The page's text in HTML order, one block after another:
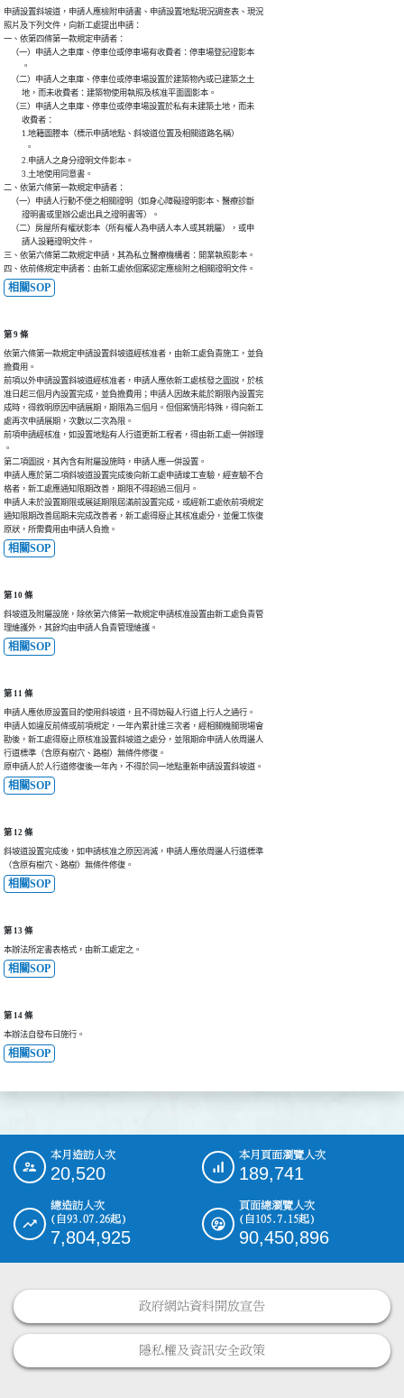
申請設置斜坡道，申請人應檢附申請書、申請設置地點現況調查表、現況
照片及下列文件，向新工處提出申請：
一、依第四條第一款規定申請者：
    （一）申請人之車庫、停車位或停車場有收費者：停車場登記證影本
          。
    （二）申請人之車庫、停車位或停車場設置於建築物內或已建築之土
          地，而未收費者：建築物使用執照及核准平面圖影本。
    （三）申請人之車庫、停車位或停車場設置於私有未建築土地，而未
          收費者：
          1.地籍圖謄本（標示申請地點、斜坡道位置及相關道路名稱）
            。
          2.申請人之身分證明文件影本。
          3.土地使用同意書。
二、依第六條第一款規定申請者：
    （一）申請人行動不便之相關證明（如身心障礙證明影本、醫療診斷
          證明書或里辦公處出具之證明書等）。
    （二）房屋所有權狀影本（所有權人為申請人本人或其親屬），或申
          請人設籍證明文件。
三、依第六條第二款規定申請，其為私立醫療機構者：開業執照影本。
四、依前條規定申請者：由新工處依個案認定應檢附之相關證明文件。
相關SOP
第 9 條
依第六條第一款規定申請設置斜坡道經核准者，由新工處負責施工，並負
擔費用。
前項以外申請設置斜坡道經核准者，申請人應依新工處核發之圖說，於核
准日起三個月內設置完成，並負擔費用；申請人因故未能於期限內設置完
成時，得敘明原因申請展期，期限為三個月。但個案情形特殊，得向新工
處再次申請展期，次數以二次為限。
前項申請經核准，如設置地點有人行道更新工程者，得由新工處一併辦理
。
第二項圖說，其內含有附屬設施時，申請人應一併設置。
申請人應於第二項斜坡道設置完成後向新工處申請竣工查驗，經查驗不合
格者，新工處應通知限期改善，期限不得超過三個月。
申請人未於設置期限或展延期限屆滿前設置完成，或經新工處依前項規定
通知限期改善屆期未完成改善者，新工處得廢止其核准處分，並僱工恢復
原狀，所需費用由申請人負擔。
相關SOP
第 10 條
斜坡道及附屬設施，除依第六條第一款規定申請核准設置由新工處負責管
理維護外，其餘均由申請人負責管理維護。
相關SOP
第 11 條
申請人應依原設置目的使用斜坡道，且不得妨礙人行道上行人之通行。
申請人如違反前條或前項規定，一年內累計達三次者，經相關機關現場會
勘後，新工處得廢止原核准設置斜坡道之處分，並限期命申請人依周邊人
行道標準（含原有樹穴、路樹）無條件修復。
原申請人於人行道修復後一年內，不得於同一地點重新申請設置斜坡道。
相關SOP
第 12 條
斜坡道設置完成後，如申請核准之原因消滅，申請人應依周邊人行道標準
（含原有樹穴、路樹）無條件修復。
相關SOP
第 13 條
本辦法所定書表格式，由新工處定之。
相關SOP
第 14 條
本辦法自發布日施行。
相關SOP
::: 本月造訪人次
20,520
本月頁面瀏覽人次
189,741
總造訪人次
(自93.07.26起)
7,804,925
頁面總瀏覽人次
(自105.7.15起)
90,450,896
政府網站資料開放宣告
隱私權及資訊安全政策